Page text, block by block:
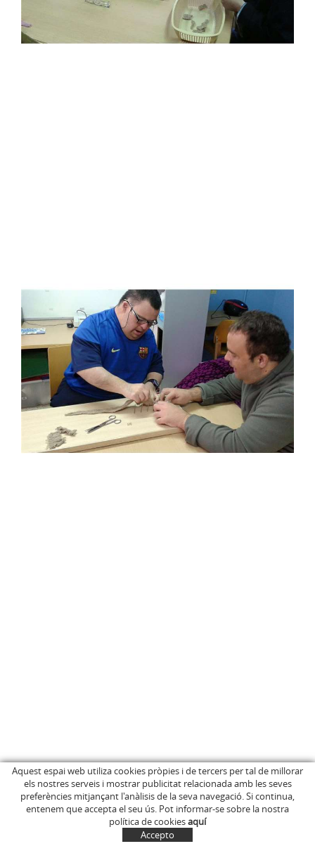
INICI
EMPRESA
BOTIGA ONLINE
C/ Anglès, 15
OLOT (Girona)
646 681 411
info@marcelinus.cat
COMPTE CISTELLA
Aquest espai web utiliza cookies pròpies i de tercers per tal de millorar
els nostres serveis i mostrar publicitat relacionada amb les seves
preferències mitjançant l'anàlisis de la seva navegació. Si continua,
entenem que accepta el seu ús. Pot informar-se sobre la nostra
política de cookiesaquí
Accepto